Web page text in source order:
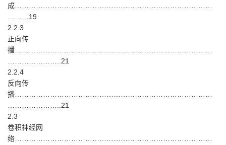
成…………………………………………………………………………
………19
2.2.3
正向传
播…………………………………………………………………………
…………………..21
2.2.4
反向传
播…………………………………………………………………………
…………………..21
2.3
卷积神经网
络…………………………………………………………………………